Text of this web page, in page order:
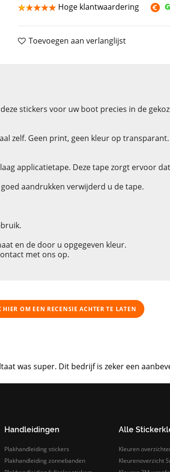
Hoge klantwaardering
Toevoegen aan verlanglijst
stickers voor uw boot precies in de
zelf. Geen print, geen kleur op transparant.
applicatietape. Deze tape zorgt ervoor
aandrukken verwijderd u de tape.
en de door u opgegeven kleur.
met ons op.
HIER OM EEN ​​RECENSIE ACHTER TE LATEN
was super. Dit bedrijf is zeker een
Handleidingen
Plakhandleiding stickers
Plakhandleiding zonnebanden
Alle
Kleuren
Kleurenoverzicht